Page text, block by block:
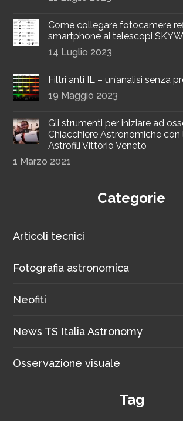
Come collegare fotocamere
smartphone ai telescopi
14 Luglio 2023
Filtri anti IL – un’analisi senza
19 Maggio 2023
Gli strumenti per iniziare ad
Chiacchiere Astronomiche con
Astrofili Vittorio Veneto
1 Marzo 2021
Categorie
Articoli tecnici
Fotografia astronomica
Neofiti
News TS Italia Astronomy
Osservazione visuale
Tag